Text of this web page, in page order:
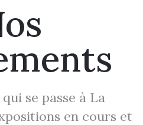
se passe à La
en cours et